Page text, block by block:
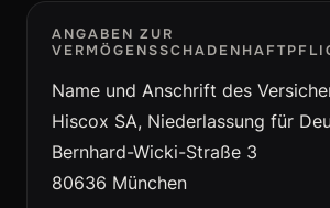
ANGABEN ZUR
Name und Anschrift des
Hiscox SA, Niederlassung für
Bernhard-Wicki-Straße 3
80636 München